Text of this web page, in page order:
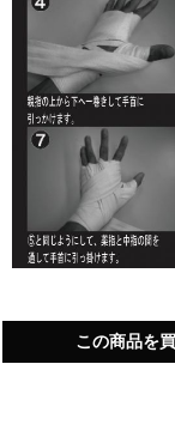
この商品を